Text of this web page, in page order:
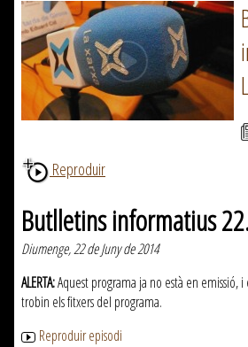
Reproduir
Butlletins informatius
Diumenge, 22 de Juny de 2014
ALERTA:Aquest programa ja no està en emissió,
trobin els fitxers del programa.
Reproduir episodi